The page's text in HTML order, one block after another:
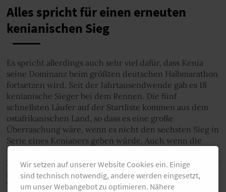
Alles spricht für einen erneuten
kenianischen Sieg
Es spricht allerdings auch sehr viel dafür, dass Kenia
seine Dominanz beim größten deutschen Halbmarathon
fortsetzen wird. Seit der Jahrtausendwende gab es 18
kenianische Sieger bei dem Rennen. Die fünf
schnellsten Läufer auf der Startliste kommen aus dem
ostafrikanischen Land, so dass es eine große
Überraschung wäre, wenn es nicht den sechsten Sieg in
Serie eines Kenianers geben würde. Auch wenn die
Wettervorhersage mit trockenem, aber kalten
Bedingungen den afrikanischen Läuferinnen und Läufer
nicht so gut gefällt. Zur Startzeit um zehn Uhr sind
Temperaturen um den Gefrierpunkt angekündigt.
Wir setzen auf unserer Website Cookies ein. Einige
sind technisch notwendig, andere werden eingesetzt,
um unser Webangebot zu optimieren. Nähere